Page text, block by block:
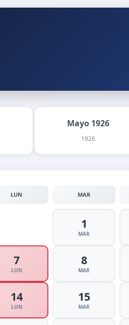
Mayo 1926
1926
LUN MAR
1
MAR
7
LUN
8
MAR
14
LUN
15
MAR